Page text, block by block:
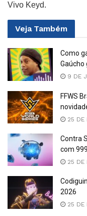
Vivo Keyd.
Veja Também
Como
Gaúcho
9 DE
FFWS
25 DE
Contra
com
25 DE
2026
25 DE